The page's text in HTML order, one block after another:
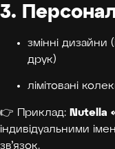
3.
змінні дизайни
друк)
лімітовані
👉 Приклад: Nutella
індивідуальними
зв’язок.